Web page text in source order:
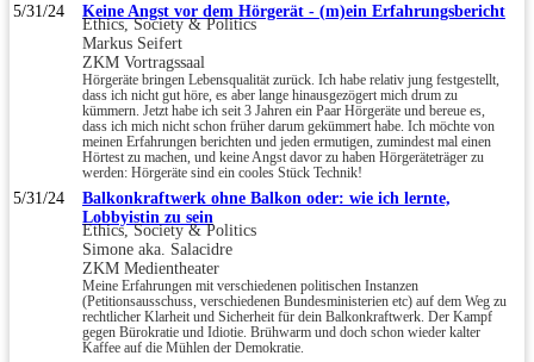
5/31/24 Keine Angst vor dem Hörgerät - (m)ein Erfahrungsbericht
Ethics, Society & Politics
Markus Seifert
ZKM Vortragssaal
Hörgeräte bringen Lebensqualität zurück. Ich habe relativ jung festgestellt,
dass ich nicht gut höre, es aber lange hinausgezögert mich drum zu
kümmern. Jetzt habe ich seit 3 Jahren ein Paar Hörgeräte und bereue es,
dass ich mich nicht schon früher darum gekümmert habe. Ich möchte von
meinen Erfahrungen berichten und jeden ermutigen, zumindest mal einen
Hörtest zu machen, und keine Angst davor zu haben Hörgeräteträger zu
werden: Hörgeräte sind ein cooles Stück Technik!
5/31/24
Balkonkraftwerk ohne Balkon oder: wie ich lernte,
Lobbyistin zu sein
Ethics, Society & Politics
Simone aka. Salacidre
ZKM Medientheater
Meine Erfahrungen mit verschiedenen politischen Instanzen
(Petitionsausschuss, verschiedenen Bundesministerien etc) auf dem Weg zu
rechtlicher Klarheit und Sicherheit für dein Balkonkraftwerk. Der Kampf
gegen Bürokratie und Idiotie. Brühwarm und doch schon wieder kalter
Kaffee auf die Mühlen der Demokratie.